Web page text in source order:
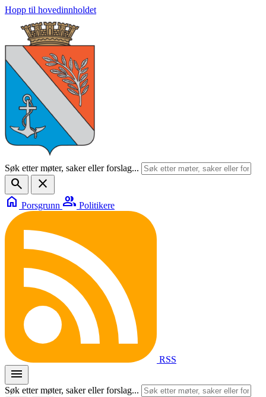
Hopp til hovedinnholdet
Søk etter møter, saker eller forslag...
search
close
home Porsgrunn group Politikere
RSS
menu
Søk etter møter, saker eller forslag...